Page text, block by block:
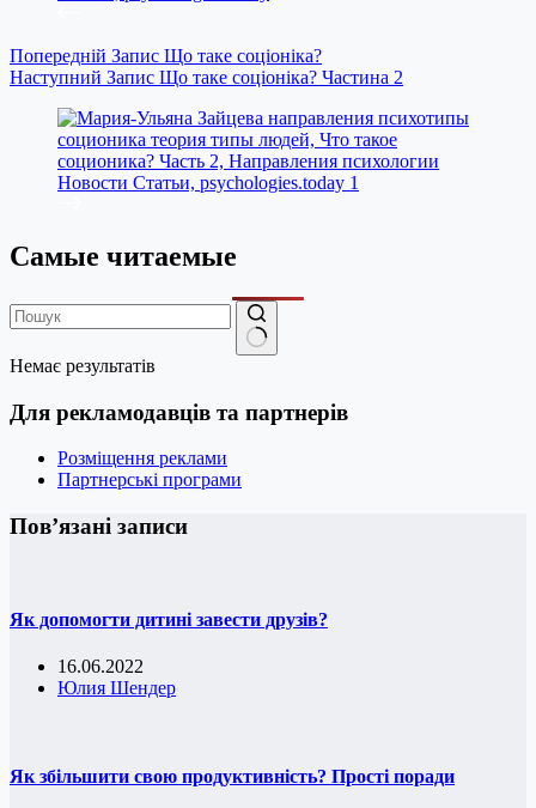
Попередній Запис Що таке соціоніка?
Наступний Запис Що таке соціоніка? Частина 2
Самые читаемые
Немає результатів
Для рекламодавців та партнерів
Розміщення реклами
Партнерські програми
Пов’язані записи
Як допомогти дитині завести друзів?
16.06.2022
Юлия Шендер
Як збільшити свою продуктивність? Прості поради